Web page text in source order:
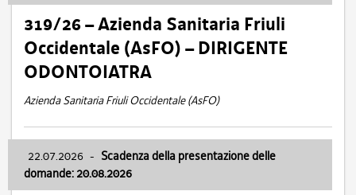
319/26 – Azienda Sanitaria Friuli
Occidentale (AsFO) – DIRIGENTE
ODONTOIATRA
Azienda Sanitaria Friuli Occidentale (AsFO)
22.07.2026 - Scadenza della presentazione delle
domande: 20.08.2026